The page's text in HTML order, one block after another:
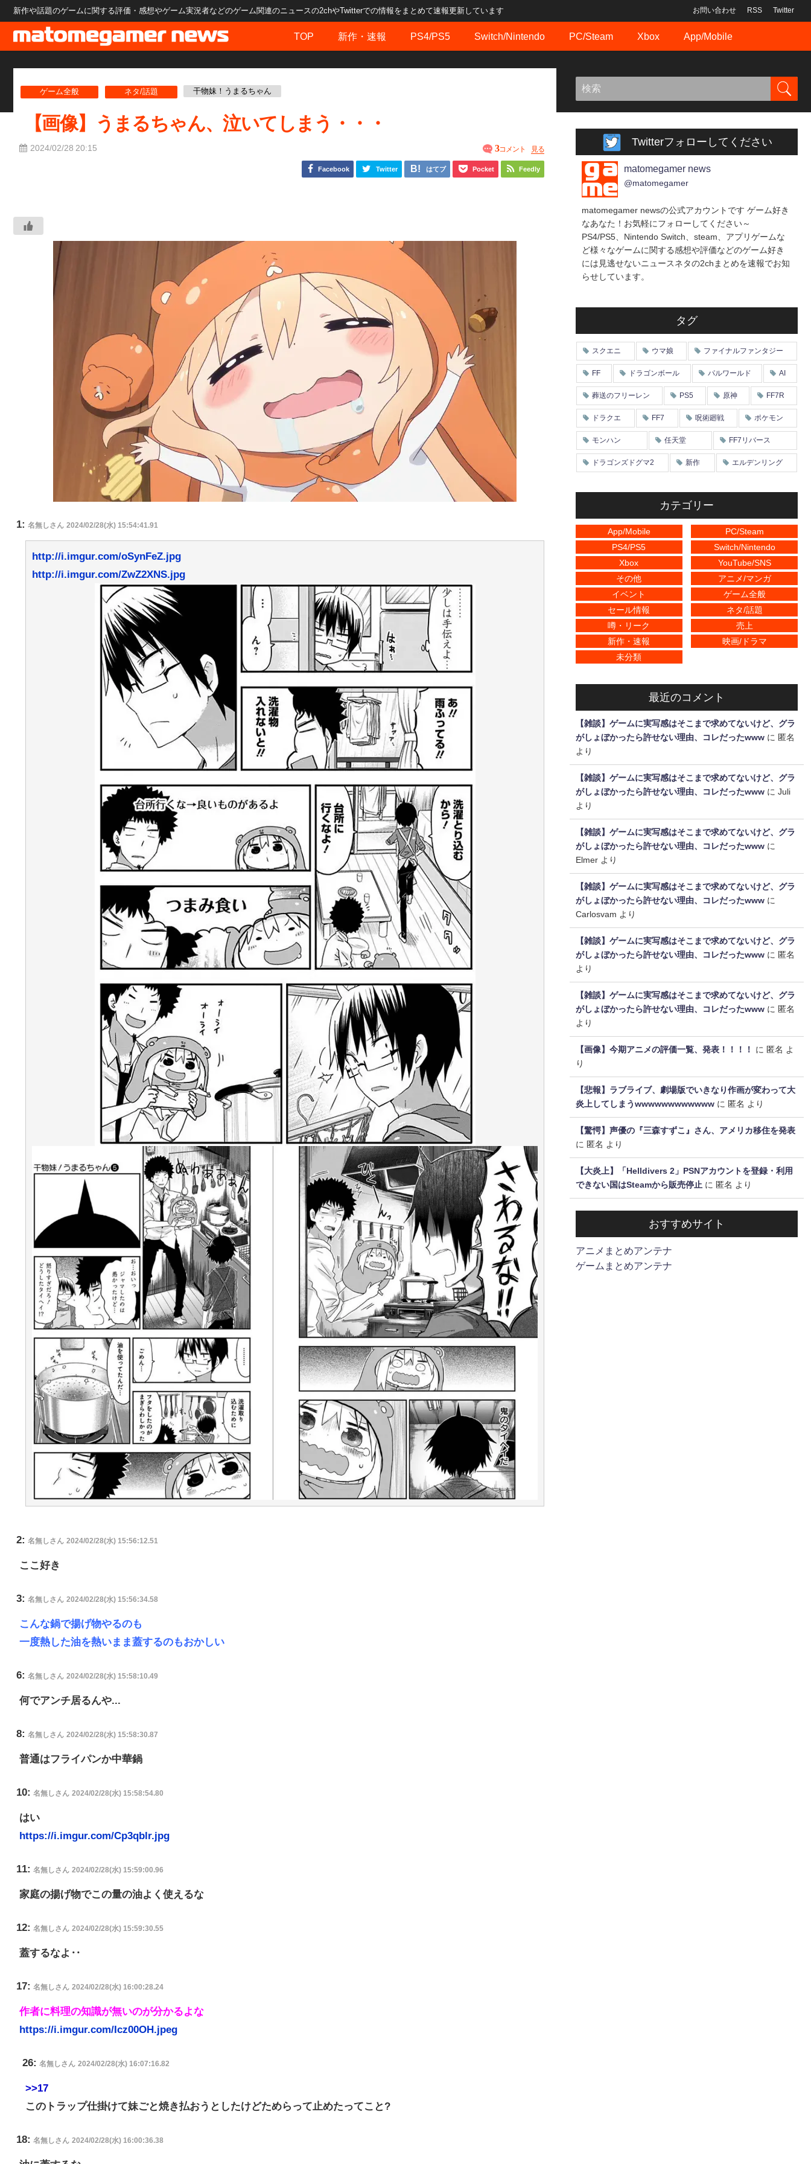
新作や話題のゲームに関する評価・感想やゲーム実況者などのゲーム関連のニュースの2chやTwitterでの情報をまとめて速報更新しています お問い合わせ RSS Twitter
TOP 新作・速報 PS4/PS5 Switch/Nintendo PC/Steam Xbox App/Mobile
ゲーム全般 ネタ/話題 干物妹！うまるちゃん
【画像】うまるちゃん、泣いてしまう・・・
2024/02/28 20:15 3コメント 見る
Facebook Twitter はてブ Pocket Feedly
1: 名無しさん 2024/02/28(水) 15:54:41.91
http://i.imgur.com/oSynFeZ.jpg
http://i.imgur.com/ZwZ2XNS.jpg
2: 名無しさん 2024/02/28(水) 15:56:12.51
ここ好き
3: 名無しさん 2024/02/28(水) 15:56:34.58
こんな鍋で揚げ物やるのも
一度熱した油を熱いまま蓋するのもおかしい
6: 名無しさん 2024/02/28(水) 15:58:10.49
何でアンチ居るんや...
8: 名無しさん 2024/02/28(水) 15:58:30.87
普通はフライパンか中華鍋
10: 名無しさん 2024/02/28(水) 15:58:54.80
はい
https://i.imgur.com/Cp3qblr.jpg
11: 名無しさん 2024/02/28(水) 15:59:00.96
家庭の揚げ物でこの量の油よく使えるな
12: 名無しさん 2024/02/28(水) 15:59:30.55
蓋するなよ‥
17: 名無しさん 2024/02/28(水) 16:00:28.24
作者に料理の知識が無いのが分かるよな
https://i.imgur.com/Icz00OH.jpeg
26: 名無しさん 2024/02/28(水) 16:07:16.82
>>17
このトラップ仕掛けて妹ごと焼き払おうとしたけどためらって止めたってこと?
18: 名無しさん 2024/02/28(水) 16:00:36.38
Twitterフォローしてください
matomegamer news
@matomegamer
matomegamer newsの公式アカウントです ゲーム好き
なあなた！お気軽にフォローしてください～
PS4/PS5、Nintendo Switch、steam、アプリゲームな
ど様々なゲームに関する感想や評価などのゲーム好き
には見逃せないニュースネタの2chまとめを速報でお知
らせしています。
タグ
スクエニ ウマ娘 ファイナルファンタジー
FF ドラゴンボール パルワールド AI
葬送のフリーレン PS5 原神 FF7R
ドラクエ FF7 呪術廻戦 ポケモン
モンハン 任天堂 FF7リバース
ドラゴンズドグマ2 新作 エルデンリング
カテゴリー
App/Mobile
PC/Steam
PS4/PS5
Switch/Nintendo
Xbox
YouTube/SNS
その他
アニメ/マンガ
イベント
ゲーム全般
セール情報
ネタ/話題
噂・リーク
売上
新作・速報
映画/ドラマ
未分類
最近のコメント
【雑談】ゲームに実写感はそこまで求めてないけど、グラ
がしょぼかったら許せない理由、コレだったwww に 匿名
より
【雑談】ゲームに実写感はそこまで求めてないけど、グラ
がしょぼかったら許せない理由、コレだったwww に Juli
より
【雑談】ゲームに実写感はそこまで求めてないけど、グラ
がしょぼかったら許せない理由、コレだったwww に
Elmer より
【雑談】ゲームに実写感はそこまで求めてないけど、グラ
がしょぼかったら許せない理由、コレだったwww に
Carlosvam より
【雑談】ゲームに実写感はそこまで求めてないけど、グラ
がしょぼかったら許せない理由、コレだったwww に 匿名
より
【雑談】ゲームに実写感はそこまで求めてないけど、グラ
がしょぼかったら許せない理由、コレだったwww に 匿名
より
【画像】今期アニメの評価一覧、発表！！！！ に 匿名 よ
り
【悲報】ラブライブ、劇場版でいきなり作画が変わって大
炎上してしまうwwwwwwwwwwww に 匿名 より
【驚愕】声優の『三森すずこ』さん、アメリカ移住を発表
に 匿名 より
【大炎上】「Helldivers 2」PSNアカウントを登録・利用
できない国はSteamから販売停止 に 匿名 より
おすすめサイト
アニメまとめアンテナ
ゲームまとめアンテナ